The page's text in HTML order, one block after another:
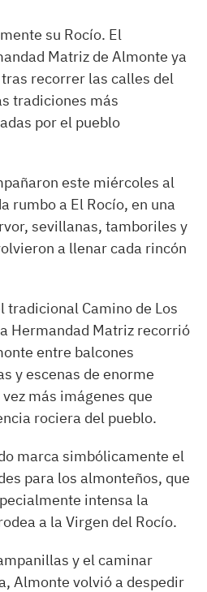
su Rocío. El
Matriz de Almonte ya
recorrer las calles del
tradiciones más
por el pueblo
este miércoles al
rumbo a El Rocío, en una
sevillanas, tamboriles y
a llenar cada rincón
tradicional Camino de Los
Hermandad Matriz recorrió
entre balcones
y escenas de enorme
más imágenes que
rociera del pueblo.
marca simbólicamente el
para los almonteños, que
intensa la
a la Virgen del Rocío.
y el caminar
Almonte volvió a despedir